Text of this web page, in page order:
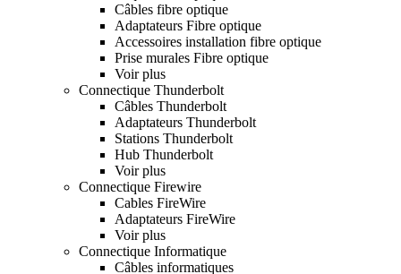
Câbles fibre optique
Adaptateurs Fibre optique
Accessoires installation fibre optique
Prise murales Fibre optique
Voir plus
Connectique Thunderbolt
Câbles Thunderbolt
Adaptateurs Thunderbolt
Stations Thunderbolt
Hub Thunderbolt
Voir plus
Connectique Firewire
Cables FireWire
Adaptateurs FireWire
Voir plus
Connectique Informatique
Câbles informatiques